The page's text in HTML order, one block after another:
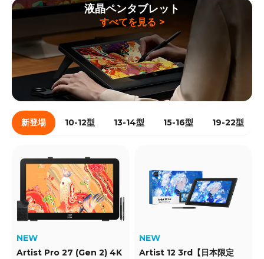
液晶ペンタブレット
すべてを見る >
新登場 10-12型 13-14型 15-16型 19-22型
NEW
Artist Pro 27 (Gen 2) 4K
NEW
Artist 12 3rd【日本限定